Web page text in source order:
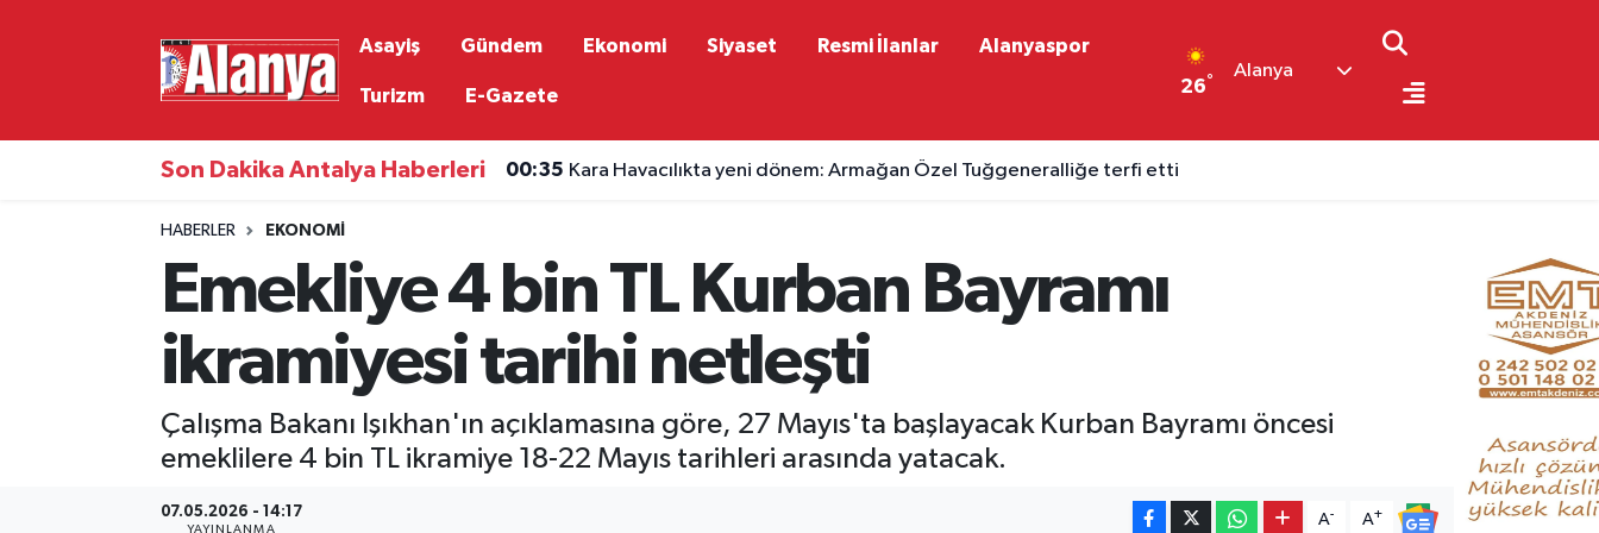
Asayiş Gündem Ekonomi Siyaset Resmi İlanlar Alanyaspor
Turizm E-Gazete 26°
Alanya
Son Dakika Antalya Haberleri 00:35 Kara Havacılıkta yeni dönem: Armağan Özel Tuğgeneralliğe terfi etti
HABERLER EKONOMI
Emekliye 4 bin TL Kurban Bayramı
ikramiyesi tarihi netleşti
Çalışma Bakanı Işıkhan'ın açıklamasına göre, 27 Mayıs'ta başlayacak Kurban Bayramı öncesi
emeklilere 4 bin TL ikramiye 18-22 Mayıs tarihleri arasında yatacak.
07.05.2026 - 14:17
YAYINLANMA
A- A+
Resmi İlanlar
Antalya Nöbetçi Eczaneler
Antalya Trafik Yoğunluk Haritası
Süper Lig Puan Durumu ve Fikstür
Son Dakika Haberleri
Haber Arşivi